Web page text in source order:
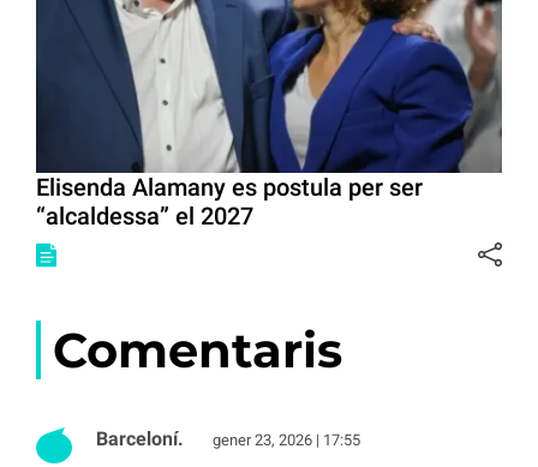
Elisenda Alamany es postula per ser
“alcaldessa” el 2027
Comentaris
Barceloní. gener 23, 2026 | 17:55